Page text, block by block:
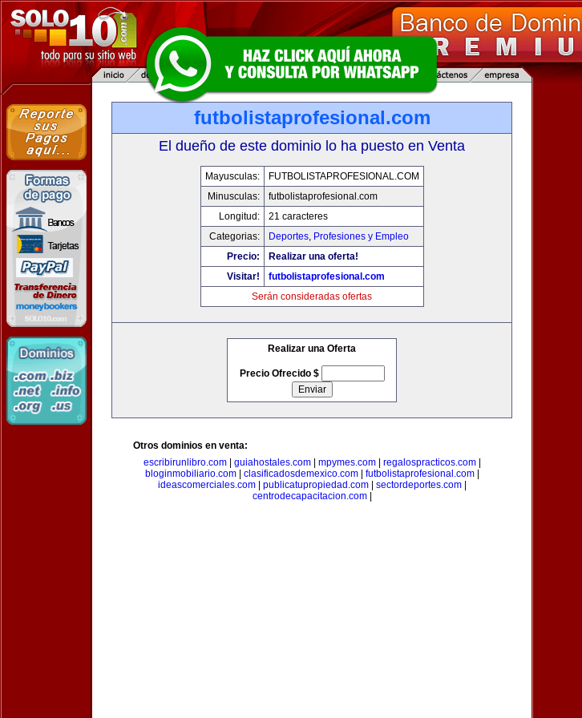
futbolistaprofesional.com
El dueño de este dominio lo ha puesto en Venta
Mayusculas:
FUTBOLISTAPROFESIONAL.COM
Minusculas:
futbolistaprofesional.com
Longitud:
21 caracteres
Categorias:
Deportes, Profesiones y Empleo
Precio:
Realizar una oferta!
Visitar!
futbolistaprofesional.com
Serán consideradas ofertas
Realizar una Oferta
Precio Ofrecido $
Otros dominios en venta:
escribirunlibro.com| guiahostales.com| mpymes.com| regalospracticos.com|
bloginmobiliario.com| clasificadosdemexico.com| futbolistaprofesional.com|
ideascomerciales.com| publicatupropiedad.com| sectordeportes.com|
centrodecapacitacion.com|